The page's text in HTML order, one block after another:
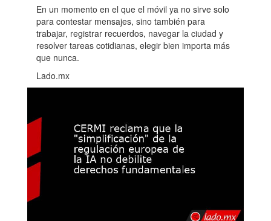
En un momento en el que el móvil ya no sirve solo
para contestar mensajes, sino también para
trabajar, registrar recuerdos, navegar la ciudad y
resolver tareas cotidianas, elegir bien importa más
que nunca.
Lado.mx